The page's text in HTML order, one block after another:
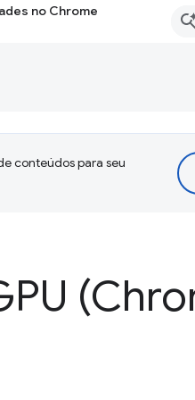
no Chrome
conteúdos para seu